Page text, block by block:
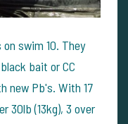
swim 10. They
bait or CC
new Pb's. With 17
30lb (13kg), 3 over